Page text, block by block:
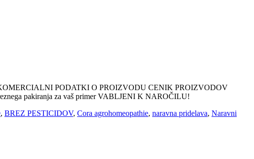
PODATKI O PROIZVODU CENIK PROIZVODOV
pakiranja za vaš primer VABLJENI K NAROČILU!
, BREZ PESTICIDOV, Cora agrohomeopathie, naravna pridelava, Naravni